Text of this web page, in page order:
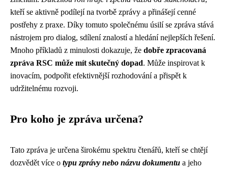
kteří se aktivně podílejí na tvorbě zprávy a přinášejí cenné
postřehy z praxe. Díky tomuto společnému úsilí se zpráva stává
nástrojem pro dialog, sdílení znalostí a hledání nejlepších řešení.
Mnoho příkladů z minulosti dokazuje, že dobře zpracovaná
zpráva RSC může mít skutečný dopad. Může inspirovat k
inovacím, podpořit efektivnější rozhodování a přispět k
udržitelnému rozvoji.
Pro koho je zpráva určena?
Tato zpráva je určena širokému spektru čtenářů, kteří se chtějí
dozvědět více o typu zprávy nebo názvu dokumentu a jeho